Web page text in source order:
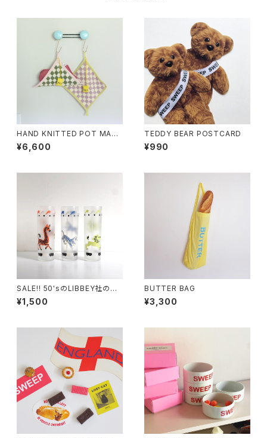
HAND KNITTED POT MAT
(SAGEGREEN×WHITE)
¥6,600
TEDDY BEAR POSTCARD
¥990
SALE!! 50'sのLIBBEY社のロ
ンググラス
¥1,500
BUTTER BAG
¥3,300